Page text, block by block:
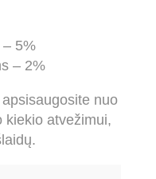
– 5%
– 2%
nuo
kiekio atvežimui,